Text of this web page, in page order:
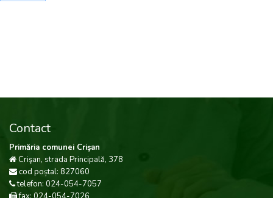
Contact
Primăria comunei Crişan
Crişan, strada Principală, 378
cod poștal: 827060
telefon: 024-054-7057